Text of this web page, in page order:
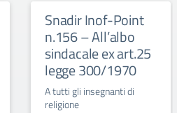
Snadir Inof-Point
n.156 – All’albo
sindacale ex art.25
legge 300/1970
A tutti gli insegnanti di
religione